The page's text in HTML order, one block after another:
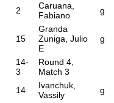
2
Caruana,
Fabiano
g
15
Granda
Zuniga, Julio
E
g
14-
3
Round 4,
Match 3
14
Ivanchuk,
Vassily
g